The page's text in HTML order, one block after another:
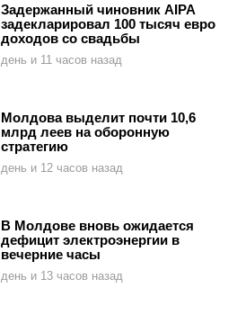
Задержанный чиновник AIPA
задекларировал 100 тысяч евро
доходов со свадьбы
день и 11 часов назад
Молдова выделит почти 10,6
млрд леев на оборонную
стратегию
день и 12 часов назад
В Молдове вновь ожидается
дефицит электроэнергии в
вечерние часы
день и 13 часов назад